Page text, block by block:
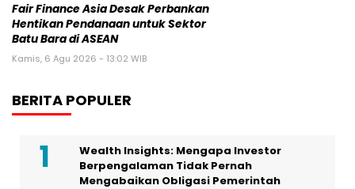
Fair Finance Asia Desak Perbankan
Hentikan Pendanaan untuk Sektor
Batu Bara di ASEAN
Kamis, 6 Agu 2026 - 13:02 WIB
BERITA POPULER
Wealth Insights: Mengapa Investor
Berpengalaman Tidak Pernah
Mengabaikan Obligasi Pemerintah